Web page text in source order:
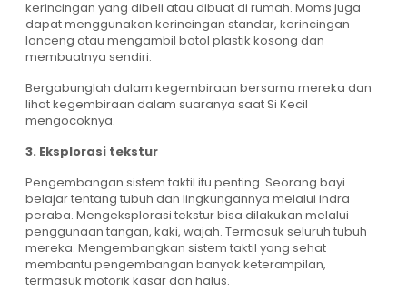
kerincingan yang dibeli atau dibuat di rumah. Moms juga
dapat menggunakan kerincingan standar, kerincingan
lonceng atau mengambil botol plastik kosong dan
membuatnya sendiri.
Bergabunglah dalam kegembiraan bersama mereka dan
lihat kegembiraan dalam suaranya saat Si Kecil
mengocoknya.
3. Eksplorasi tekstur
Pengembangan sistem taktil itu penting. Seorang bayi
belajar tentang tubuh dan lingkungannya melalui indra
peraba. Mengeksplorasi tekstur bisa dilakukan melalui
penggunaan tangan, kaki, wajah. Termasuk seluruh tubuh
mereka. Mengembangkan sistem taktil yang sehat
membantu pengembangan banyak keterampilan,
termasuk motorik kasar dan halus.